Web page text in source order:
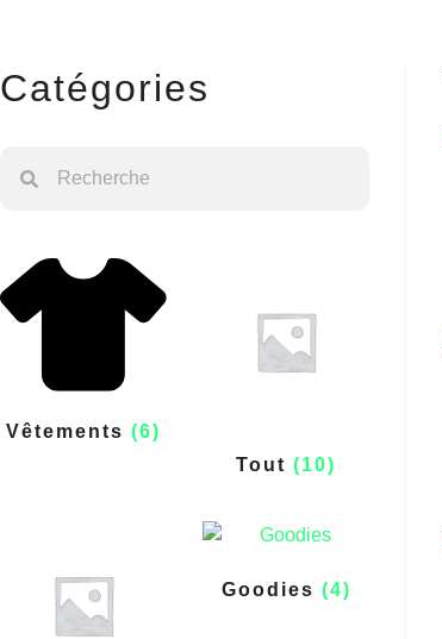
Catégories
Vêtements(6)
Tout(10)
Goodies (4)